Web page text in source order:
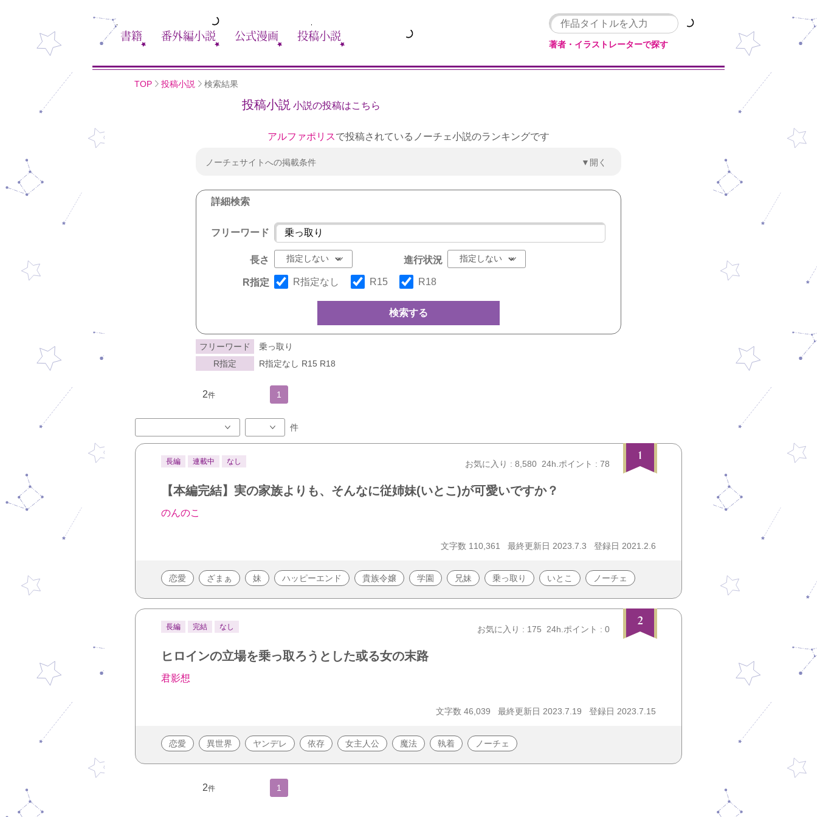
書籍 番外編小説 公式漫画 投稿小説
著者・イラストレーターで探す
TOP 投稿小説 検索結果
投稿小説 小説の投稿はこちら
アルファポリスで投稿されているノーチェ小説のランキングです
ノーチェサイトへの掲載条件 ▼開く
詳細検索
フリーワード
長さ 進行状況
R指定 R指定なし R15 R18
検索する
フリーワード
乗っ取り
R指定
R指定なし R15 R18
2件 1
件
1
長編 連載中 なし お気に入り : 8,580 24h.ポイント : 78
【本編完結】実の家族よりも、そんなに従姉妹(いとこ)が可愛いですか？
のんのこ
文字数 110,361 最終更新日 2023.7.3 登録日 2021.2.6
恋愛 ざまぁ 妹 ハッピーエンド 貴族令嬢 学園 兄妹 乗っ取り いとこ ノーチェ
2
長編 完結 なし お気に入り : 175 24h.ポイント : 0
ヒロインの立場を乗っ取ろうとした或る女の末路
君影想
文字数 46,039 最終更新日 2023.7.19 登録日 2023.7.15
恋愛 異世界 ヤンデレ 依存 女主人公 魔法 執着 ノーチェ
2件 1